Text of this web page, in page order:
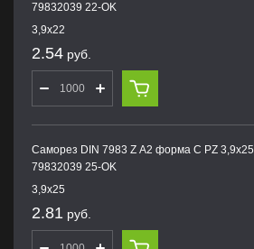
79832039 22-OK
3,9х22
2.54 руб.
Саморез DIN 7983 Z А2 форма С PZ 3,9х25
79832039 25-OK
3,9х25
2.81 руб.